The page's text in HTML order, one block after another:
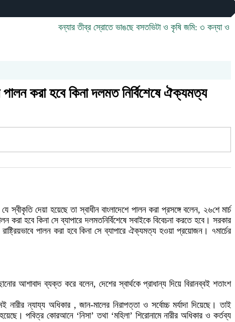
বন্যার তীব্র স্রোতে ভাঙছে বসতভিটা ও কৃষি জমি: ৩ কন্যা ও ১ পুত্র
পালন করা হবে কিনা দলমত নির্বিশেষে ঐক্যমত্য
দেয়া হয়েছে তা স্বাধীন বাংলাদেশে পালন করা প্রসঙ্গে বলেন, ২৬শে মার্চ
করা হবে কিনা সে ব্যাপারে দলমতনির্বিশেষে সবাইকে বিবেচনা করতে হবে। সরকার
পালন করা হবে কিনা সে ব্যাপারে ঐক্যমত্য হওয়া প্রয়োজন। ৭মার্চের
আশাবাদ ব্যক্ত করে বলেন, দেশের স্বার্থকে প্রাধান্য দিয়ে বিরানব্বই শতাংশ
ন্যায্য অধিকার , জান-মালের নিরাপত্তা ও সর্বোচ্চ মর্যাদা দিয়েছে। তাই
পবিত্র কোরআনে ‘নিসা’ তথা ‘মহিলা’ শিরোনামে নারীর অধিকার ও কর্তব্য